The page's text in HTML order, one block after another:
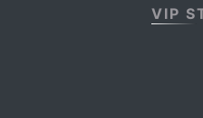
VIP